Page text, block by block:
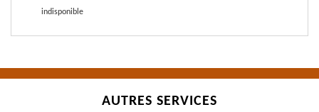
indisponible
AUTRES SERVICES